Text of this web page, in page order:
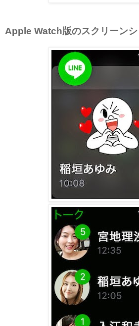
Apple Watch版のスクリーンシ